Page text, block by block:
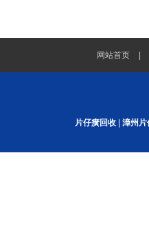
网站首页
片仔癀回收
漳州片